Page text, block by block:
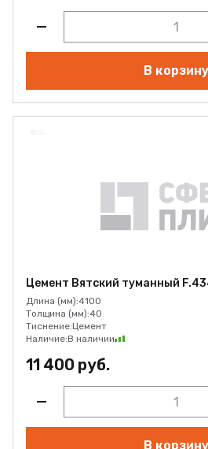
В корзину
Цемент Вятский туманный
Длина (мм):4100
Толщина (мм):40
Тиснение:Цемент
Наличие:В наличии
11 400 руб.
В корзину